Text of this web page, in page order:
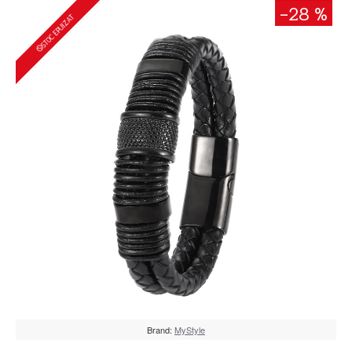
-28 %
STOC EPUIZAT
Brand: MyStyle